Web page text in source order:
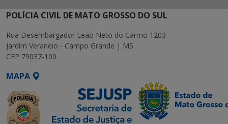
POLÍCIA CIVIL DE MATO GROSSO DO SUL
Rua Desembargador Leão Neto do Carmo 1203
Jardim Veraneio - Campo Grande | MS
CEP 79037-100
MAPA